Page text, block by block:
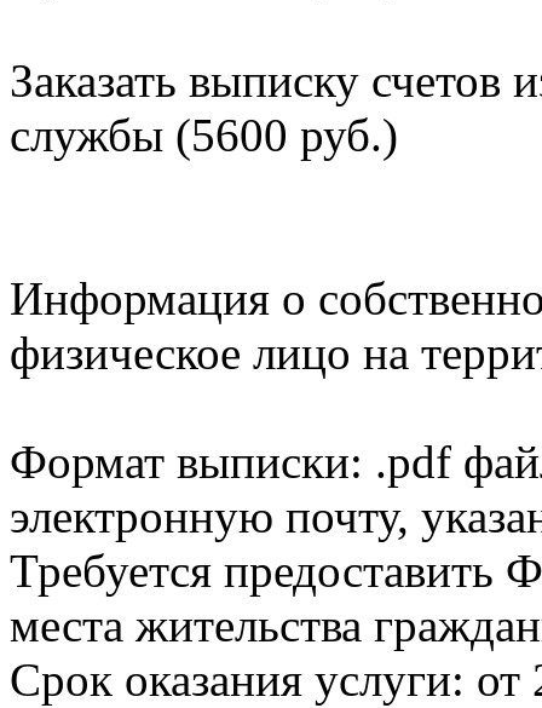
Заказать выписку счетов
службы (5600 руб.)
Информация о
физическое лицо на
Формат выписки: .pdf
электронную почту,
Требуется
места жительства
Срок оказания услуги: от